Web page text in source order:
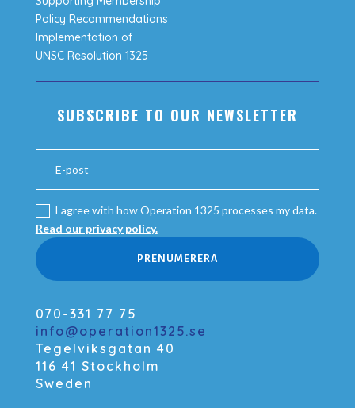
Policy Recommendations
Implementation of
UNSC Resolution 1325
SUBSCRIBE TO OUR NEWSLETTER
I agree with how Operation 1325 processes my data.
Read our privacy policy.
PRENUMERERA
070-331 77 75
info@operation1325.se
Tegelviksgatan 40
116 41 Stockholm
Sweden